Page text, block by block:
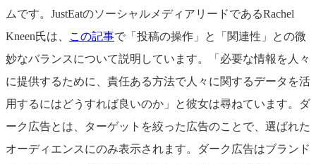
ムです。JustEatのソーシャルメディアリードであるRachel
Kneen氏は、
この記事で「投稿の操作」と「関連性」との微
妙なバランスについて説明しています。「必要な情報を人々
に提供するために、責任ある方法で人々に関するデータを活
用するにはどうすれば良いのか」と彼女は尋ねています。ダ
ーク広告とは、ターゲットを絞った広告のことで、選ばれた
オーディエンスにのみ表示されます。ダーク広告はブランド